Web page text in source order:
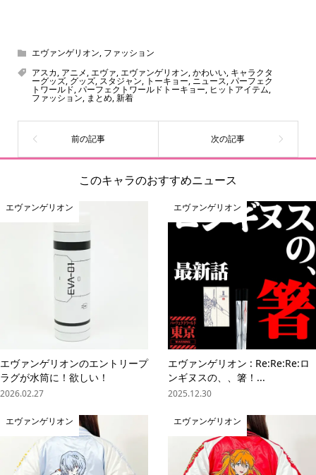
ん！200種以上のトレンディなキャラクターやアニメキャラ
をご紹介しています。生まれたばかりの新しいキャラクタ
ーをいち早く皆さんにお届けすることも、私たちの使命の
ひとつです。
エヴァンゲリオン, ファッション
アスカ, アニメ,エヴァ,エヴァンゲリオン,かわいい, キャラクタ
ーグッズ, グッズ, スタジャン, トーキョー, ニュース,パーフェク
トワールド,パーフェクトワールドトーキョー, ヒットアイテム,
ファッション, まとめ,新着
このキャラのおすすめニュース
エヴァンゲリオン
エヴァンゲリオンのエントリープ
ラグが水筒に！欲しい！
2026.02.27
エヴァンゲリオン
エヴァンゲリオン : Re:Re:Re:ロ
ンギヌスの、、箸！...
2025.12.30
エヴァンゲリオン エヴァンゲリオン